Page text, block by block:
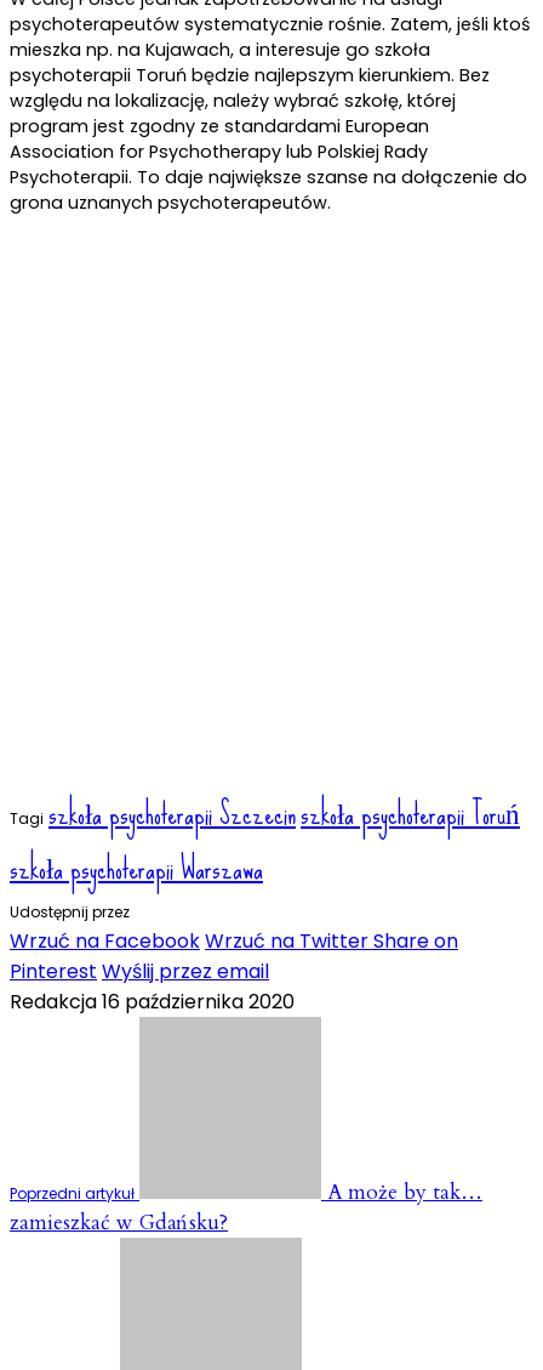
psychoterapeutów systematycznie rośnie. Zatem, jeśli ktoś
mieszka np. na Kujawach, a interesuje go szkoła
psychoterapii Toruń będzie najlepszym kierunkiem. Bez
względu na lokalizację, należy wybrać szkołę, której
program jest zgodny ze standardami European
Association for Psychotherapy lub Polskiej Rady
Psychoterapii. To daje największe szanse na dołączenie do
grona uznanych psychoterapeutów.
Tagi szkoła psychoterapii Szczecinszkoła psychoterapii Toruń
szkoła psychoterapii Warszawa
Udostępnij przez
Wrzuć na FacebookWrzuć na TwitterShare on
Pinterest Wyślij przez email
Redakcja16 października 2020
Poprzedni artykuł
A może by tak…
zamieszkać w Gdańsku?